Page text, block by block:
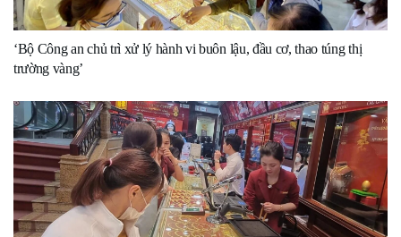
‘Bộ Công an chủ trì xử lý hành vi buôn lậu, đầu cơ, thao túng thị
trường vàng’